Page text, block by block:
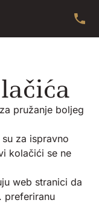
pružanje boljeg
su za ispravno
kolačići se ne
web stranici da
preferiranu